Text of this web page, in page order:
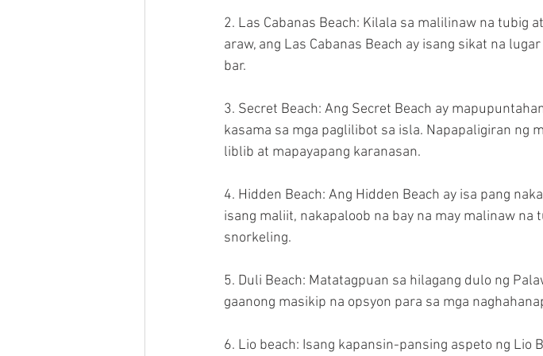
2. Las Cabanas Beach: Kilala sa malilinaw na tubig
araw, ang Las Cabanas Beach ay isang sikat na
bar.
3. Secret Beach: Ang Secret Beach ay
kasama sa mga paglilibot sa isla. Napapaligiran ng
liblib at mapayapang karanasan.
4. Hidden Beach: Ang Hidden Beach ay isa pang
isang maliit, nakapaloob na bay na may malinaw na
snorkeling.
5. Duli Beach: Matatagpuan sa hilagang dulo ng
gaanong masikip na opsyon para sa mga
6. Lio beach: Isang kapansin-pansing aspeto ng Lio